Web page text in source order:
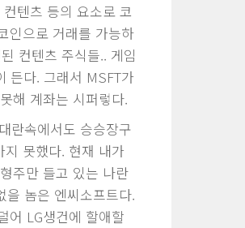
텐츠 등의 요소로 코
인으로 거래를 가능하
컨텐츠 주식들.. 게임
든다. 그래서 MSFT가
해 계좌는 시퍼렇다.
란속에서도 승승장구
못했다. 현재 내가
주만 들고 있는 나란
을 놈은 엔씨소프트다.
어 LG생건에 할애할